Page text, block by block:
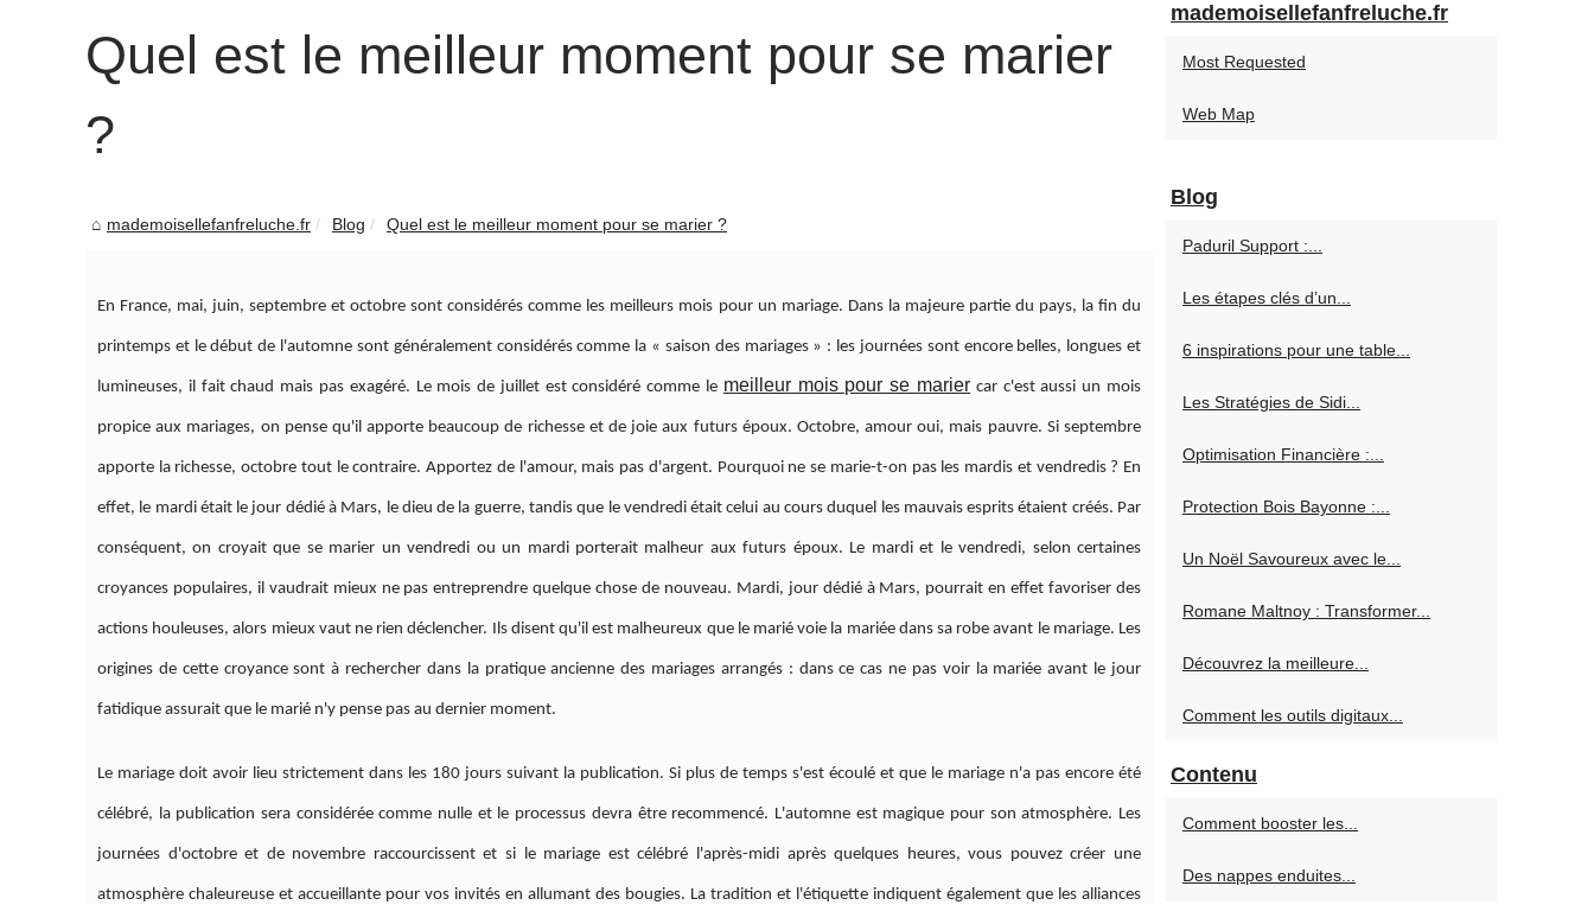
Quel est le meilleur moment pour se marier
?
mademoisellefanfreluche.fr Blog Quel est le meilleur moment pour se marier ?
En France, mai, juin, septembre et octobre sont considérés comme les meilleurs mois pour un mariage. Dans la majeure partie du pays, la fin du
printemps et le début de l'automne sont généralement considérés comme la « saison des mariages » : les journées sont encore belles, longues et
lumineuses, il fait chaud mais pas exagéré. Le mois de juillet est considéré comme le meilleur mois pour se marier car c'est aussi un mois
propice aux mariages, on pense qu'il apporte beaucoup de richesse et de joie aux futurs époux. Octobre, amour oui, mais pauvre. Si septembre
apporte la richesse, octobre tout le contraire. Apportez de l'amour, mais pas d'argent. Pourquoi ne se marie-t-on pas les mardis et vendredis ? En
effet, le mardi était le jour dédié à Mars, le dieu de la guerre, tandis que le vendredi était celui au cours duquel les mauvais esprits étaient créés. Par
conséquent, on croyait que se marier un vendredi ou un mardi porterait malheur aux futurs époux. Le mardi et le vendredi, selon certaines
croyances populaires, il vaudrait mieux ne pas entreprendre quelque chose de nouveau. Mardi, jour dédié à Mars, pourrait en effet favoriser des
actions houleuses, alors mieux vaut ne rien déclencher. Ils disent qu'il est malheureux que le marié voie la mariée dans sa robe avant le mariage. Les
origines de cette croyance sont à rechercher dans la pratique ancienne des mariages arrangés : dans ce cas ne pas voir la mariée avant le jour
fatidique assurait que le marié n'y pense pas au dernier moment.
Le mariage doit avoir lieu strictement dans les 180 jours suivant la publication. Si plus de temps s'est écoulé et que le mariage n'a pas encore été
célébré, la publication sera considérée comme nulle et le processus devra être recommencé. L'automne est magique pour son atmosphère. Les
journées d'octobre et de novembre raccourcissent et si le mariage est célébré l'après-midi après quelques heures, vous pouvez créer une
atmosphère chaleureuse et accueillante pour vos invités en allumant des bougies. La tradition et l'étiquette indiquent également que les alliances
mademoisellefanfreluche.fr
Most Requested
Web Map
Blog
Paduril Support :...
Les étapes clés d’un...
6 inspirations pour une table...
Les Stratégies de Sidi...
Optimisation Financière :...
Protection Bois Bayonne :...
Un Noël Savoureux avec le...
Romane Maltnoy : Transformer...
Découvrez la meilleure...
Comment les outils digitaux...
Contenu
Comment booster les...
Des nappes enduites...